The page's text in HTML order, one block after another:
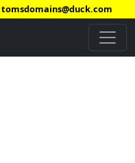
tomsdomains@duck.com